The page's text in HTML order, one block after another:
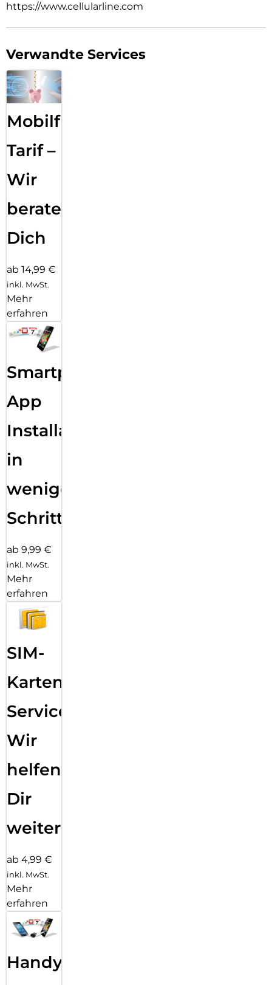
https://www.cellularline.com
Verwandte Services
Mobilfunk
Tarif –
Wir
beraten
Dich
ab 14,99 €
inkl. MwSt.
Mehr
erfahren
Smartphone
App
Installation
in
wenigen
Schritten
ab 9,99 €
inkl. MwSt.
Mehr
erfahren
SIM-
Karten
Service:
Wir
helfen
Dir
weiter
ab 4,99 €
inkl. MwSt.
Mehr
erfahren
Handy